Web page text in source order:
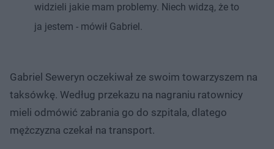
widzieli jakie mam problemy. Niech widzą, że to
ja jestem - mówił Gabriel.
Gabriel Seweryn oczekiwał ze swoim towarzyszem na
taksówkę. Według przekazu na nagraniu ratownicy
mieli odmówić zabrania go do szpitala, dlatego
mężczyzna czekał na transport.